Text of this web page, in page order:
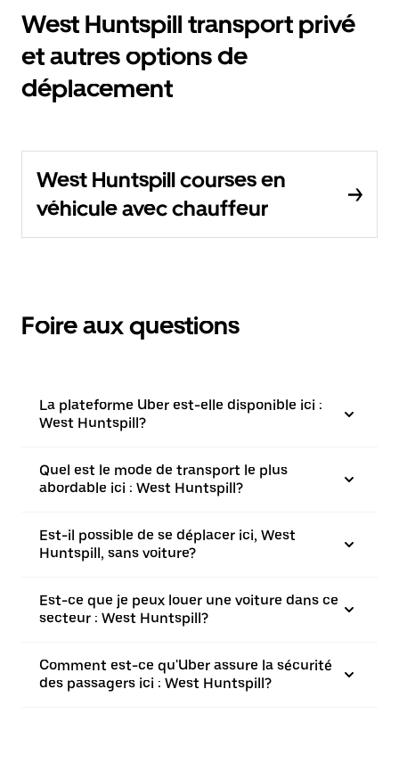
West Huntspill transport privé
et autres options de
déplacement
West Huntspill courses en
véhicule avec chauffeur
Foire aux questions
La plateforme Uber est-elle disponible ici :
West Huntspill?
Quel est le mode de transport le plus
abordable ici : West Huntspill?
Est-il possible de se déplacer ici, West
Huntspill, sans voiture?
Est-ce que je peux louer une voiture dans ce
secteur : West Huntspill?
Comment est-ce qu'Uber assure la sécurité
des passagers ici : West Huntspill?